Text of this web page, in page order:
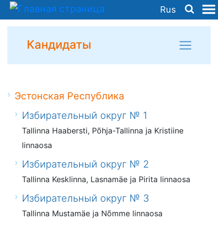
Rus
Кандидаты
Эстонская Республика
Избирательный округ № 1
Tallinna Haabersti, Põhja-Tallinna ja Kristiine
linnaosa
Избирательный округ № 2
Tallinna Kesklinna, Lasnamäe ja Pirita linnaosa
Избирательный округ № 3
Tallinna Mustamäe ja Nõmme linnaosa